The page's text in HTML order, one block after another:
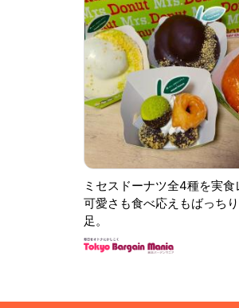
ミセスドーナツ全4種を実食
可愛さも食べ応えもばっち
足。